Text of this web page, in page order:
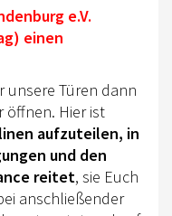
e.V.
einen
unsere Türen dann
öffnen. Hier ist
aufzuteilen, in
und den
reitet, sie Euch
anschließender